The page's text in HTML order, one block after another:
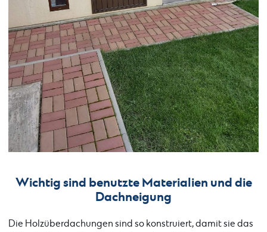
Wichtig sind benutzte Materialien und die
Dachneigung
Die Holzüberdachungen sind so konstruiert, damit sie das